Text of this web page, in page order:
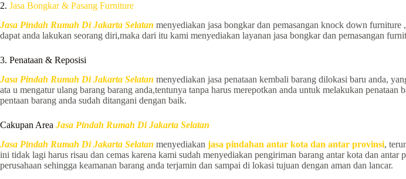
2. Jasa Bongkar & Pasang Furniture
Jasa Pindah Rumah Di Jakarta Selatan menyediakan jasa bongkar dan pemasangan knock down
dapat anda lakukan seorang diri,maka dari itu kami menyediakan layanan jasa bongkar dan pemasangan
3. Penataan & Reposisi
Jasa Pindah Rumah Di Jakarta Selatan menyediakan jasa penataan kembali barang dilokasi baru anda,
ata u mengatur ulang barang barang anda,tentunya tanpa harus merepotkan anda untuk melakukan
pentaan barang anda sudah ditangani dengan baik.
Cakupan Area Jasa Pindah Rumah Di Jakarta Selatan
Jasa Pindah Rumah Di Jakarta Selatan menyediakan jasa pindahan antar kota dan antar provinsi,
ini tidak lagi harus risau dan cemas karena kami sudah menyediakan pengiriman barang antar kota dan
perusahaan sehingga keamanan barang anda terjamin dan sampai di lokasi tujuan dengan aman dan lancar.